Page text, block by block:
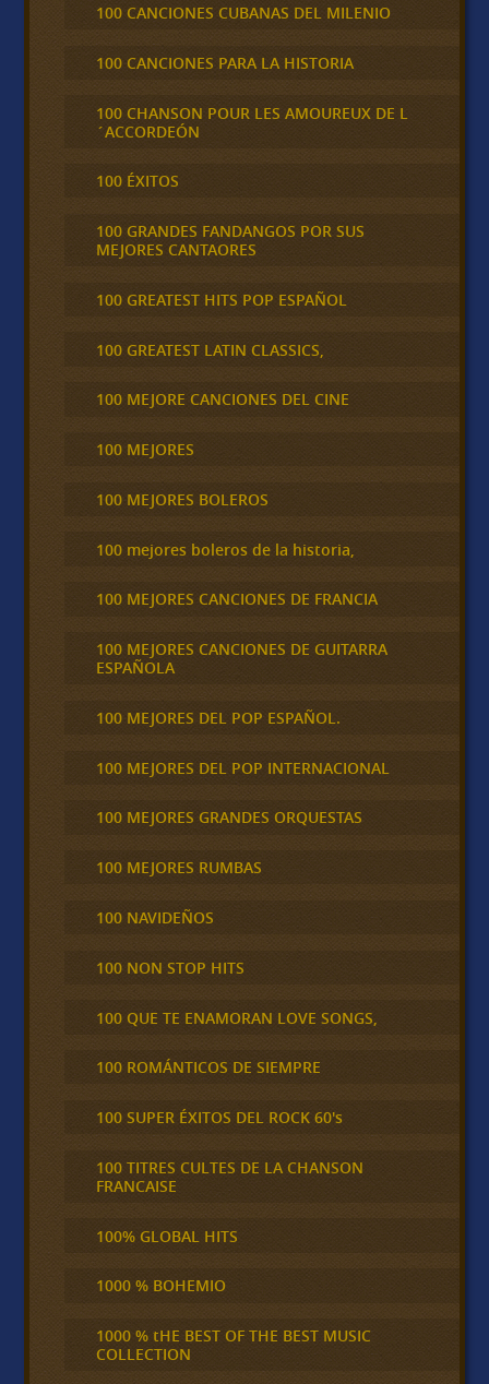
100 CANCIONES CUBANAS DEL MILENIO
100 CANCIONES PARA LA HISTORIA
100 CHANSON POUR LES AMOUREUX DE L
´ACCORDEÓN
100 ÉXITOS
100 GRANDES FANDANGOS POR SUS
MEJORES CANTAORES
100 GREATEST HITS POP ESPAÑOL
100 GREATEST LATIN CLASSICS,
100 MEJORE CANCIONES DEL CINE
100 MEJORES
100 MEJORES BOLEROS
100 mejores boleros de la historia,
100 MEJORES CANCIONES DE FRANCIA
100 MEJORES CANCIONES DE GUITARRA
ESPAÑOLA
100 MEJORES DEL POP ESPAÑOL.
100 MEJORES DEL POP INTERNACIONAL
100 MEJORES GRANDES ORQUESTAS
100 MEJORES RUMBAS
100 NAVIDEÑOS
100 NON STOP HITS
100 QUE TE ENAMORAN LOVE SONGS,
100 ROMÁNTICOS DE SIEMPRE
100 SUPER ÉXITOS DEL ROCK 60's
100 TITRES CULTES DE LA CHANSON
FRANCAISE
100% GLOBAL HITS
1000 % BOHEMIO
1000 % tHE BEST OF THE BEST MUSIC
COLLECTION